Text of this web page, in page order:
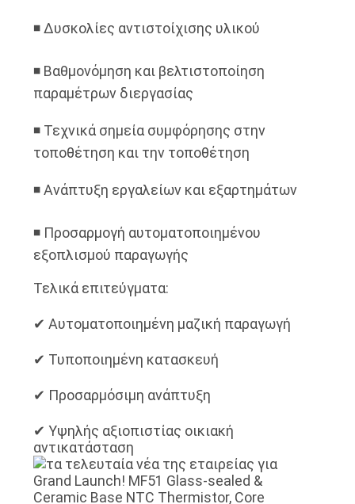
◾ Δυσκολίες αντιστοίχισης υλικού
◾ Βαθμονόμηση και βελτιστοποίηση
παραμέτρων διεργασίας
◾ Τεχνικά σημεία συμφόρησης στην
τοποθέτηση και την τοποθέτηση
◾ Ανάπτυξη εργαλείων και εξαρτημάτων
◾ Προσαρμογή αυτοματοποιημένου
εξοπλισμού παραγωγής
Τελικά επιτεύγματα:
✔ Αυτοματοποιημένη μαζική παραγωγή
✔ Τυποποιημένη κατασκευή
✔ Προσαρμόσιμη ανάπτυξη
✔ Υψηλής αξιοπιστίας οικιακή
αντικατάσταση